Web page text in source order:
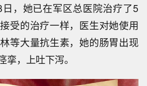
，她已在军区总医院治疗了5
受的治疗一样，医生对她使用
等大量抗生素，她的肠胃出现
挛，上吐下泻。